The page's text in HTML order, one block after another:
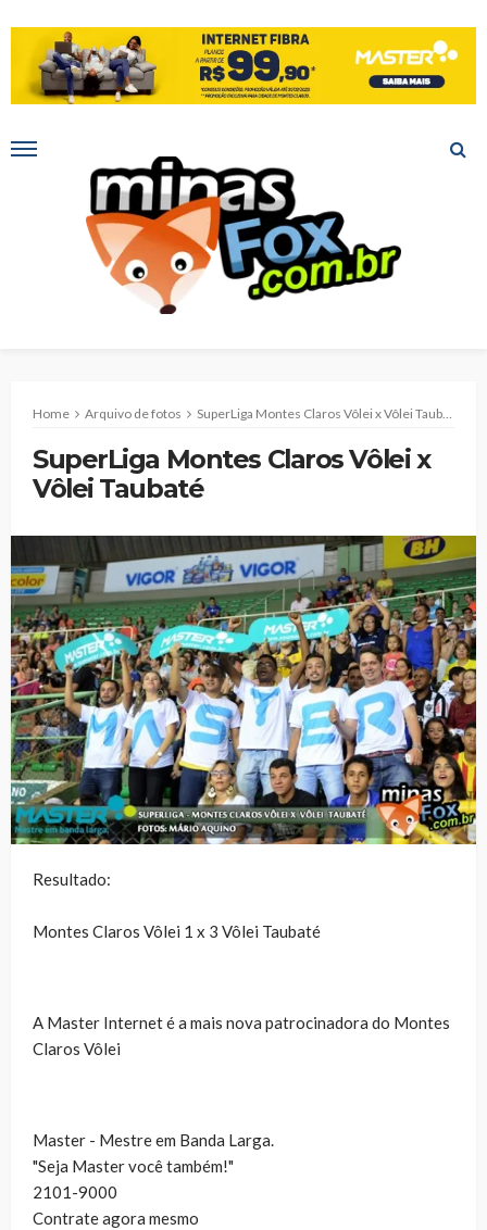
Home Arquivo de fotos SuperLiga Montes Claros Vôlei x Vôlei Taubaté
SuperLiga Montes Claros Vôlei x
Vôlei Taubaté
Resultado:
Montes Claros Vôlei 1 x 3 Vôlei Taubaté
A Master Internet é a mais nova patrocinadora do Montes
Claros Vôlei
Master - Mestre em Banda Larga.
"Seja Master você também!"
2101-9000
Contrate agora mesmo